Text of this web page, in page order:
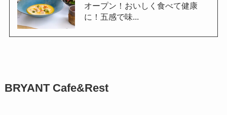
オープン！おいしく食べて健康
に！五感で味...
BRYANT Cafe&Rest